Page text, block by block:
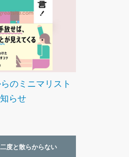
のミニマリスト
らせ
度と散らからない